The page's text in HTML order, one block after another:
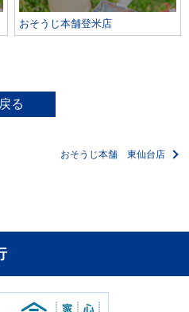
おそうじ本舗登米店
戻る
おそうじ本舗 東仙台店